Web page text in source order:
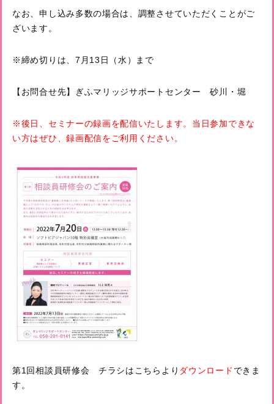
なお、申し込み多数の場合は、調整させていただくことがご
ざいます。
※締め切りは、7月13日（水）まで
【お問合せ先】ぎふマリッジサポートセンター 砂川・堀
※後日、セミナーの録画を配信いたします。当日参加できな
い方はぜひ、録画配信をご利用ください。
第1回相談員研修会 チラシはこちらより ダウンロード できま
す。